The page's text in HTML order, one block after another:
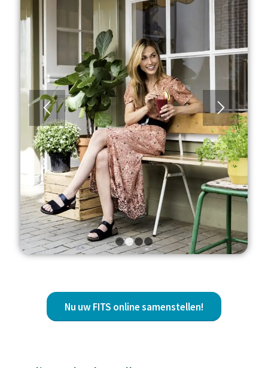
1 2 3 4
Nu uw FITS online samenstellen!